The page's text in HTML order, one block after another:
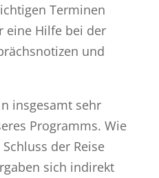
Terminen
eine Hilfe bei der
und
insgesamt sehr
Programms. Wie
der Reise
sich indirekt